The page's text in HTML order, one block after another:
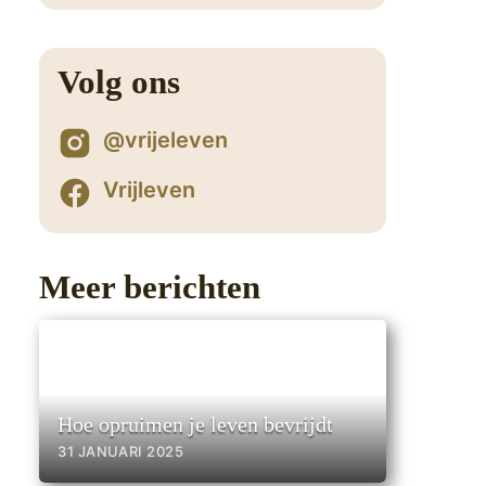
Volg ons
@vrijeleven
Vrijleven
Meer berichten
Hoe opruimen je leven bevrijdt
31 JANUARI 2025